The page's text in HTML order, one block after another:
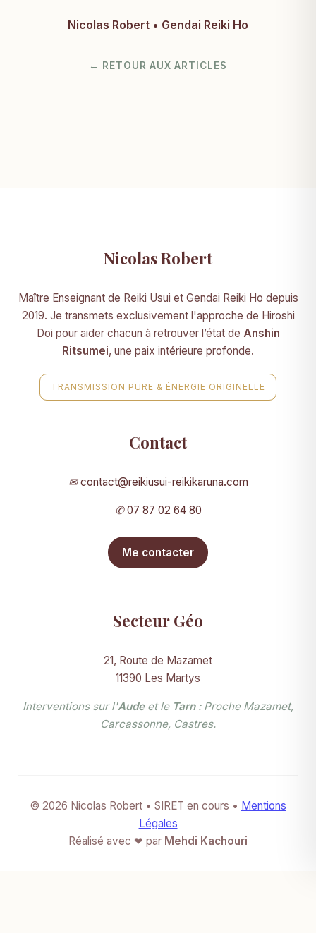
Nicolas Robert • Gendai Reiki Ho
← RETOUR AUX ARTICLES
Nicolas Robert
Maître Enseignant de Reiki Usui et Gendai Reiki Ho depuis
2019. Je transmets exclusivement l'approche de Hiroshi
Doi pour aider chacun à retrouver l’état de Anshin
Ritsumei, une paix intérieure profonde.
TRANSMISSION PURE & ÉNERGIE ORIGINELLE
Contact
✉ contact@reikiusui-reikikaruna.com
✆ 07 87 02 64 80
Me contacter
Secteur Géo
21, Route de Mazamet
11390 Les Martys
Interventions sur l'Audeet le Tarn: Proche Mazamet,
Carcassonne, Castres.
© 2026 Nicolas Robert • SIRET en cours • Mentions
Légales
Réalisé avec ❤ par Mehdi Kachouri